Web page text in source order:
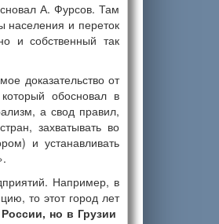
А. Фурсов. Там
населения и переток
и собственный так
доказательство от
обосновал в
а свод правил,
захватывать во
и устанавливать
Например, в
то этот город лет
но в Грузии